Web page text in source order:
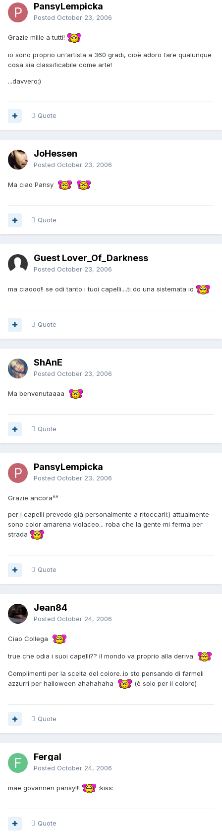
PansyLempicka
Posted October 23, 2006
Grazie mille a tutti!
io sono proprio un'artista a 360 gradi, cioè adoro fare qualunque
cosa sia classificabile come arte!
...davvero:)
Quote
JoHessen
Posted October 23, 2006
Ma ciao Pansy
Quote
Guest Lover_Of_Darkness
Posted October 23, 2006
ma ciaooo!! se odi tanto i tuoi capelli....ti do una sistemata io
Quote
ShAnE
Posted October 23, 2006
Ma benvenutaaaa
Quote
PansyLempicka
Posted October 23, 2006
Grazie ancora^^
per i capelli prevedo già personalmente a ritoccarli:) attualmente
sono color amarena violaceo... roba che la gente mi ferma per
strada
Quote
Jean84
Posted October 24, 2006
Ciao Collega
true che odia i suoi capelli?? il mondo va proprio alla deriva
Complimenti per la scelta del colore..io sto pensando di farmeli
azzurri per halloween ahahahaha
(è solo per il colore)
Quote
Fergal
Posted October 24, 2006
mae govannen pansy!!! :kiss:
Quote